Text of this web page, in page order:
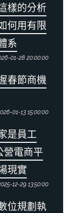
樣的分析
何用有限
系
01-28 20:00:00
春節商機
01-13 15:00:00
是員工
營電商平
現實
12-29 13:50:00
位規劃執